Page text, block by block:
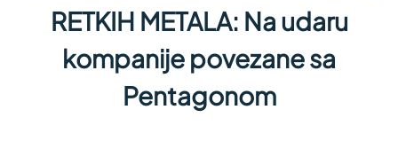
RETKIH METALA: Na udaru
kompanije povezane sa
Pentagonom